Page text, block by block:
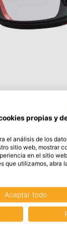
propias y
el análisis de los
sitio web, mostrar
en el sitio
que utilizamos, abra
Aceptar todo